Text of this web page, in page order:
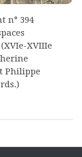
n° 394
XVIIIe
Philippe